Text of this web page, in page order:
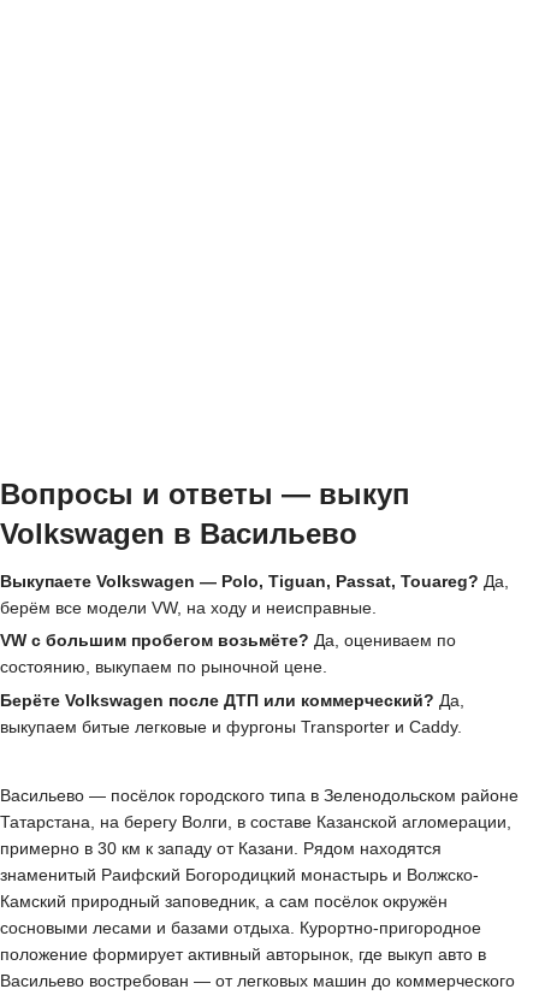
Вопросы и ответы — выкуп
Volkswagen в Васильево
Выкупаете Volkswagen — Polo, Tiguan, Passat, Touareg? Да,
берём все модели VW, на ходу и неисправные.
VW с большим пробегом возьмёте? Да, оцениваем по
состоянию, выкупаем по рыночной цене.
Берёте Volkswagen после ДТП или коммерческий? Да,
выкупаем битые легковые и фургоны Transporter и Caddy.
Васильево — посёлок городского типа в Зеленодольском районе
Татарстана, на берегу Волги, в составе Казанской агломерации,
примерно в 30 км к западу от Казани. Рядом находятся
знаменитый Раифский Богородицкий монастырь и Волжско-
Камский природный заповедник, а сам посёлок окружён
сосновыми лесами и базами отдыха. Курортно-пригородное
положение формирует активный авторынок, где выкуп авто в
Васильево востребован — от легковых машин до коммерческого